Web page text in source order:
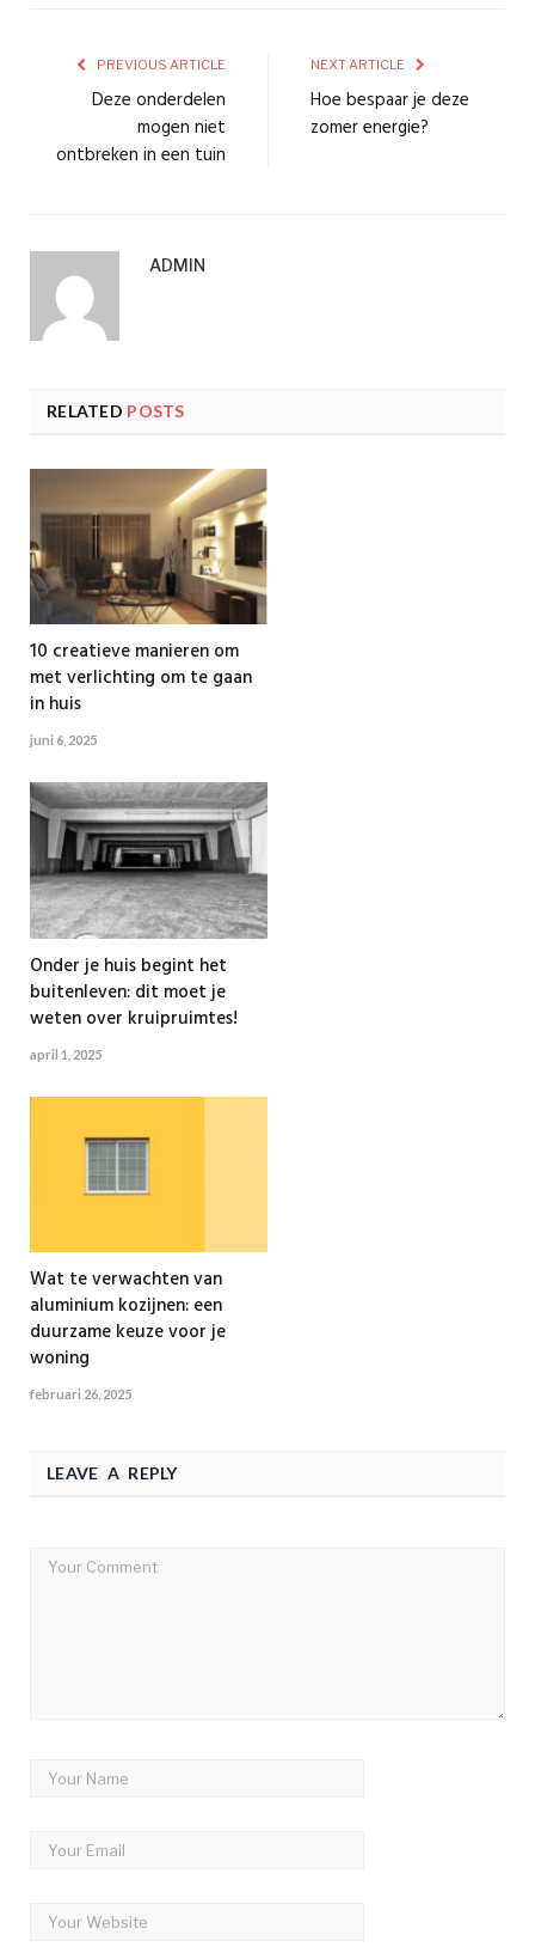
PREVIOUS ARTICLE
Deze onderdelen
mogen niet
ontbreken in een tuin
NEXT ARTICLE
Hoe bespaar je deze
zomer energie?
ADMIN
RELATED POSTS
10 creatieve manieren om
met verlichting om te gaan
in huis
juni 6, 2025
Onder je huis begint het
buitenleven: dit moet je
weten over kruipruimtes!
april 1, 2025
Wat te verwachten van
aluminium kozijnen: een
duurzame keuze voor je
woning
februari 26, 2025
LEAVE A REPLY